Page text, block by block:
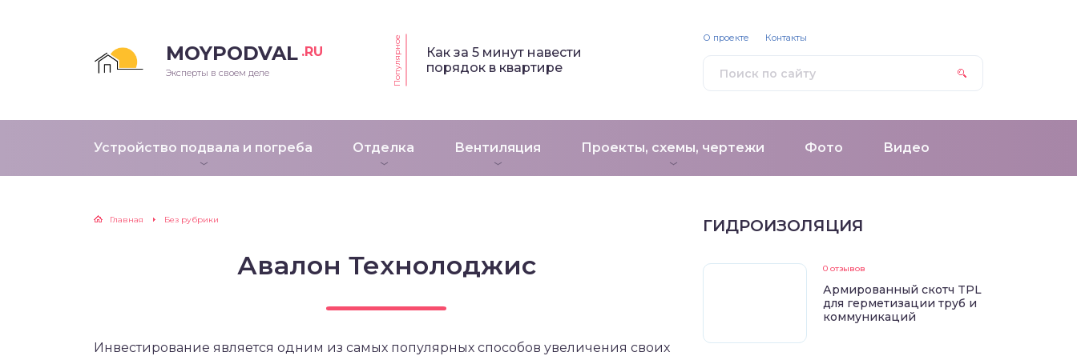
MOYPODVAL .RU
Эксперты в своем деле Популярное
Как за 5 минут навести
порядок в квартире
Устройство подвала и погреба Отделка Вентиляция Проекты, схемы, чертежи Фото Видео
О проекте Контакты
Главная Без рубрики
Авалон Технолоджис
Инвестирование является одним из самых популярных способов увеличения своих
ГИДРОИЗОЛЯЦИЯ
0 отзывов
Армированный скотч TPL
для герметизации труб и
коммуникаций